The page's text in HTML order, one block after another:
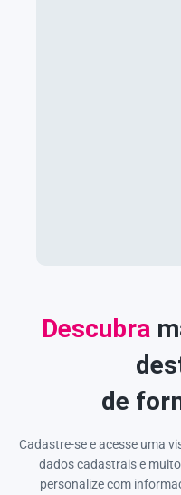
Descubra
de
Cadastre-se e acesse uma
dados cadastrais e
personalize com